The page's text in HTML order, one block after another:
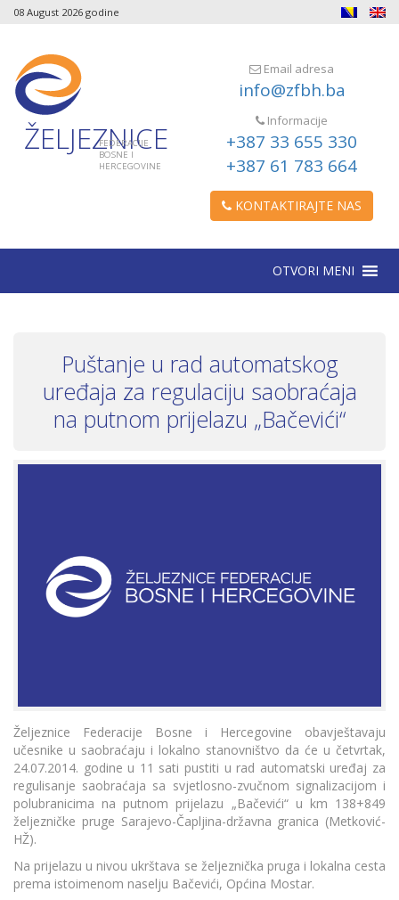
08 August 2026 godine
ŽELJEZNICE
FEDERACIJE
BOSNE I
HERCEGOVINE
Email adresa
info@zfbh.ba
Informacije
+387 33 655 330
+387 61 783 664
KONTAKTIRAJTE NAS
OTVORI MENI
Puštanje u rad automatskog
uređaja za regulaciju saobraćaja
na putnom prijelazu „Bačevići“
Željeznice Federacije Bosne i Hercegovine obavještavaju
učesnike u saobraćaju i lokalno stanovništvo da će u četvrtak,
24.07.2014. godine u 11 sati pustiti u rad automatski uređaj za
regulisanje saobraćaja sa svjetlosno-zvučnom signalizacijom i
polubranicima na putnom prijelazu „Bačevići“ u km 138+849
željezničke pruge Sarajevo-Čapljina-državna granica (Metković-
HŽ).
Na prijelazu u nivou ukrštava se željeznička pruga i lokalna cesta
prema istoimenom naselju Bačevići, Općina Mostar.